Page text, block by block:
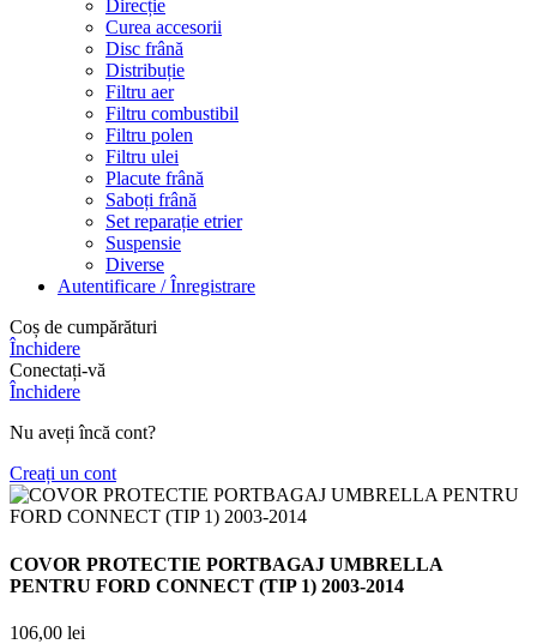
Direcție
Curea accesorii
Disc frână
Distribuție
Filtru aer
Filtru combustibil
Filtru polen
Filtru ulei
Placute frână
Saboți frână
Set reparație etrier
Suspensie
Diverse
Autentificare / Înregistrare
Coș de cumpărături
Închidere
Conectați-vă
Închidere
Nu aveți încă cont?
Creați un cont
COVOR PROTECTIE PORTBAGAJ UMBRELLA
PENTRU FORD CONNECT (TIP 1) 2003-2014
106,00 lei